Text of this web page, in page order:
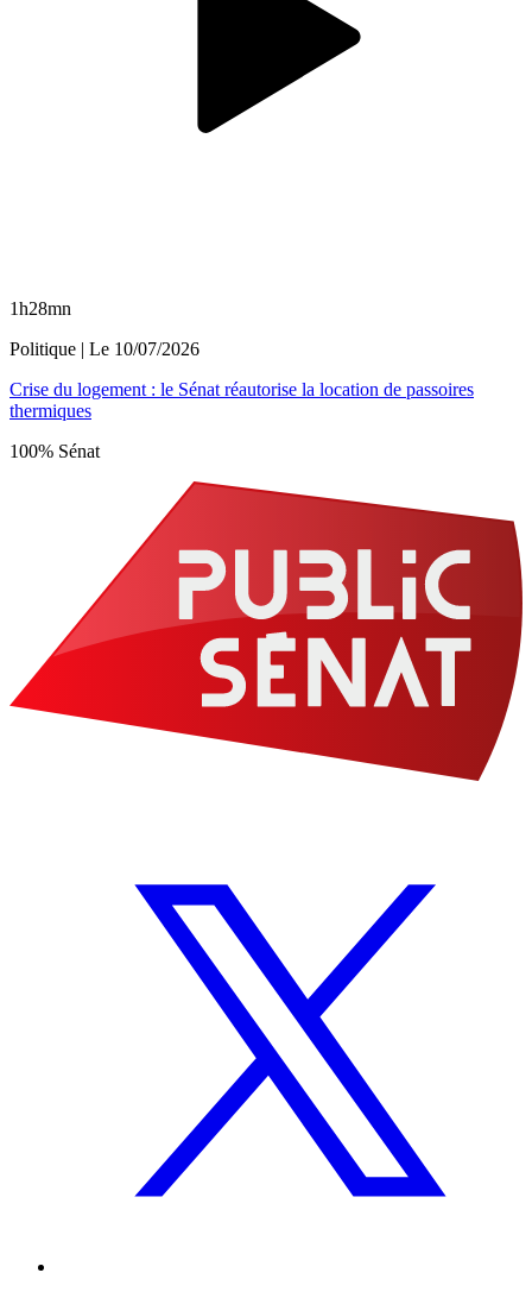
1h28mn
Politique | Le 10/07/2026
Crise du logement : le Sénat réautorise la location de passoires
thermiques
100% Sénat